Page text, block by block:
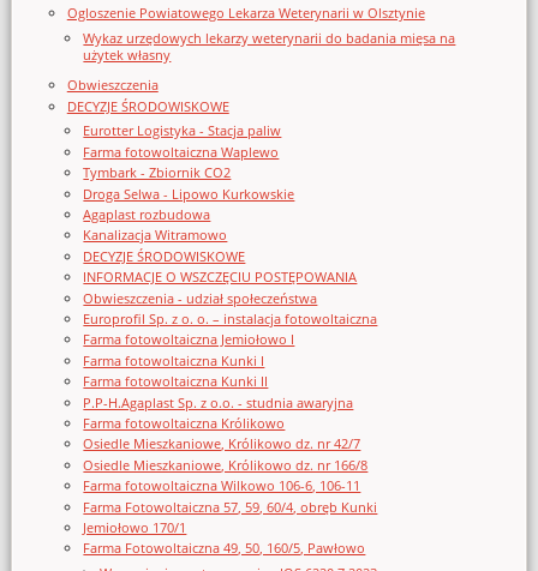
Ogloszenie Powiatowego Lekarza Weterynarii w Olsztynie
Wykaz urzędowych lekarzy weterynarii do badania mięsa na
użytek własny
Obwieszczenia
DECYZJE ŚRODOWISKOWE
Eurotter Logistyka - Stacja paliw
Farma fotowoltaiczna Waplewo
Tymbark - Zbiornik CO2
Droga Selwa - Lipowo Kurkowskie
Agaplast rozbudowa
Kanalizacja Witramowo
DECYZJE ŚRODOWISKOWE
INFORMACJE O WSZCZĘCIU POSTĘPOWANIA
Obwieszczenia - udział społeczeństwa
Europrofil Sp. z o. o. – instalacja fotowoltaiczna
Farma fotowoltaiczna Jemiołowo I
Farma fotowoltaiczna Kunki I
Farma fotowoltaiczna Kunki II
P.P-H.Agaplast Sp. z o.o. - studnia awaryjna
Farma fotowoltaiczna Królikowo
Osiedle Mieszkaniowe, Królikowo dz. nr 42/7
Osiedle Mieszkaniowe, Królikowo dz. nr 166/8
Farma fotowoltaiczna Wilkowo 106-6, 106-11
Farma Fotowoltaiczna 57, 59, 60/4, obręb Kunki
Jemiołowo 170/1
Farma Fotowoltaiczna 49, 50, 160/5, Pawłowo